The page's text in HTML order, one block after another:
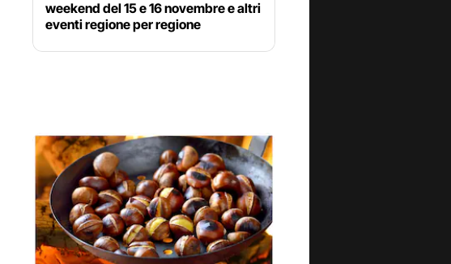
weekend del 15 e 16 novembre e altri
eventi regione per regione